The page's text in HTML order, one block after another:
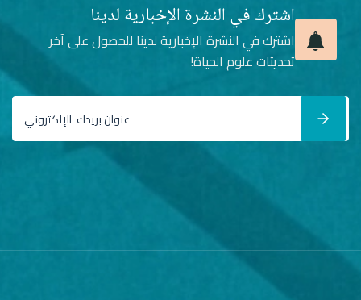
اشترك في النشرة الإخبارية لدينا
اشترك في النشرة الإخبارية لدينا للحصول على آخر
تحديثات علوم الحياة!